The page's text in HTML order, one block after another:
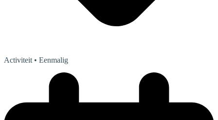
Activiteit • Eenmalig